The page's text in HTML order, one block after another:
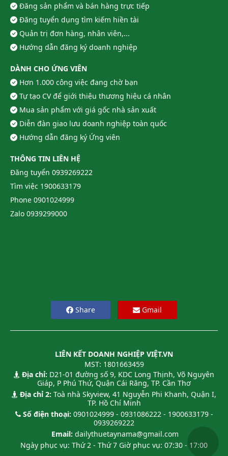
QUY CHUẨN
Tất cả tính năng và hệ thống báo cáo
trên quy chuẩn chung của Bộ Tài
chính và luôn cập nhật, nâng cấp với
yêu cầu sử dụng.
TIỆN ÍCH
Đáp ứng đầy đủ nghiệp vụ quản trị
nghiệp. Đồng thời, hỗ trợ định khoản
mặc định, sinh tự động các chứng từ
liên quan đến hạch toán chứng từ.
TỰ ĐỘNG CẢNH BÁO
người dùng khi hạch toán không hợp
tuân thủ nguyên tắc kế toán để cảnh
báo người dùng về sai sót số liệu.
Các chức năng chính
Đăng sản phẩm và bán hàng trực tiếp
Đăng tuyển dụng tìm kiếm hiền tài
Quản trị đơn hàng, nhân viên,...
Hướng dẫn đăng ký doanh nghiệp
DÀNH CHO ỨNG VIÊN
Hơn 1.000 công việc đang chờ bạn
Tự tạo CV để giới thiệu thương hiệu cá nhân
Mua sản phẩm với giá gốc nhà sản xuất
Diễn đàn giao lưu doanh nghiệp toàn quốc
Hướng dẫn đăng ký Ứng viên
THÔNG TIN LIÊN HỆ
Đăng tuyển 0939269222
Tìm việc 1900633179
Phone 0901024999
Zalo 0939299000
Share Gmail
LIÊN KẾT DOANH NGHIỆP VIỆT.VN
MST: 1801663459
Địa chỉ: D21-01 đường số 9, KDC Long Thịnh, Võ Nguyên
Giáp, P Phú Thứ, Quận Cái Răng, TP. Cần Thơ
Địa chỉ 2: Toà nhà Skyview, 41 Nguyễn Phi Khanh, Quận I,
TP. Hồ Chí Minh
Số điện thoại: 0901024999 - 0931086222 - 1900633179 -
0939269222
Email: dailythuetaynama@gmail.com
Ngày phục vụ: Thứ 2 - Thứ 7 Giờ phục vụ: 07:30 - 17:00